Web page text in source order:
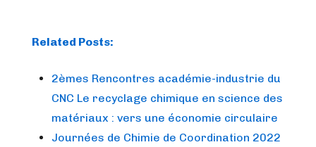
Related Posts:
2èmes Rencontres académie-industrie du
CNC Le recyclage chimique en science des
matériaux : vers une économie circulaire
Journées de Chimie de Coordination 2022